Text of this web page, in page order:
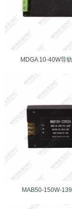
MDGA 10-40W导
MAB50-150W-